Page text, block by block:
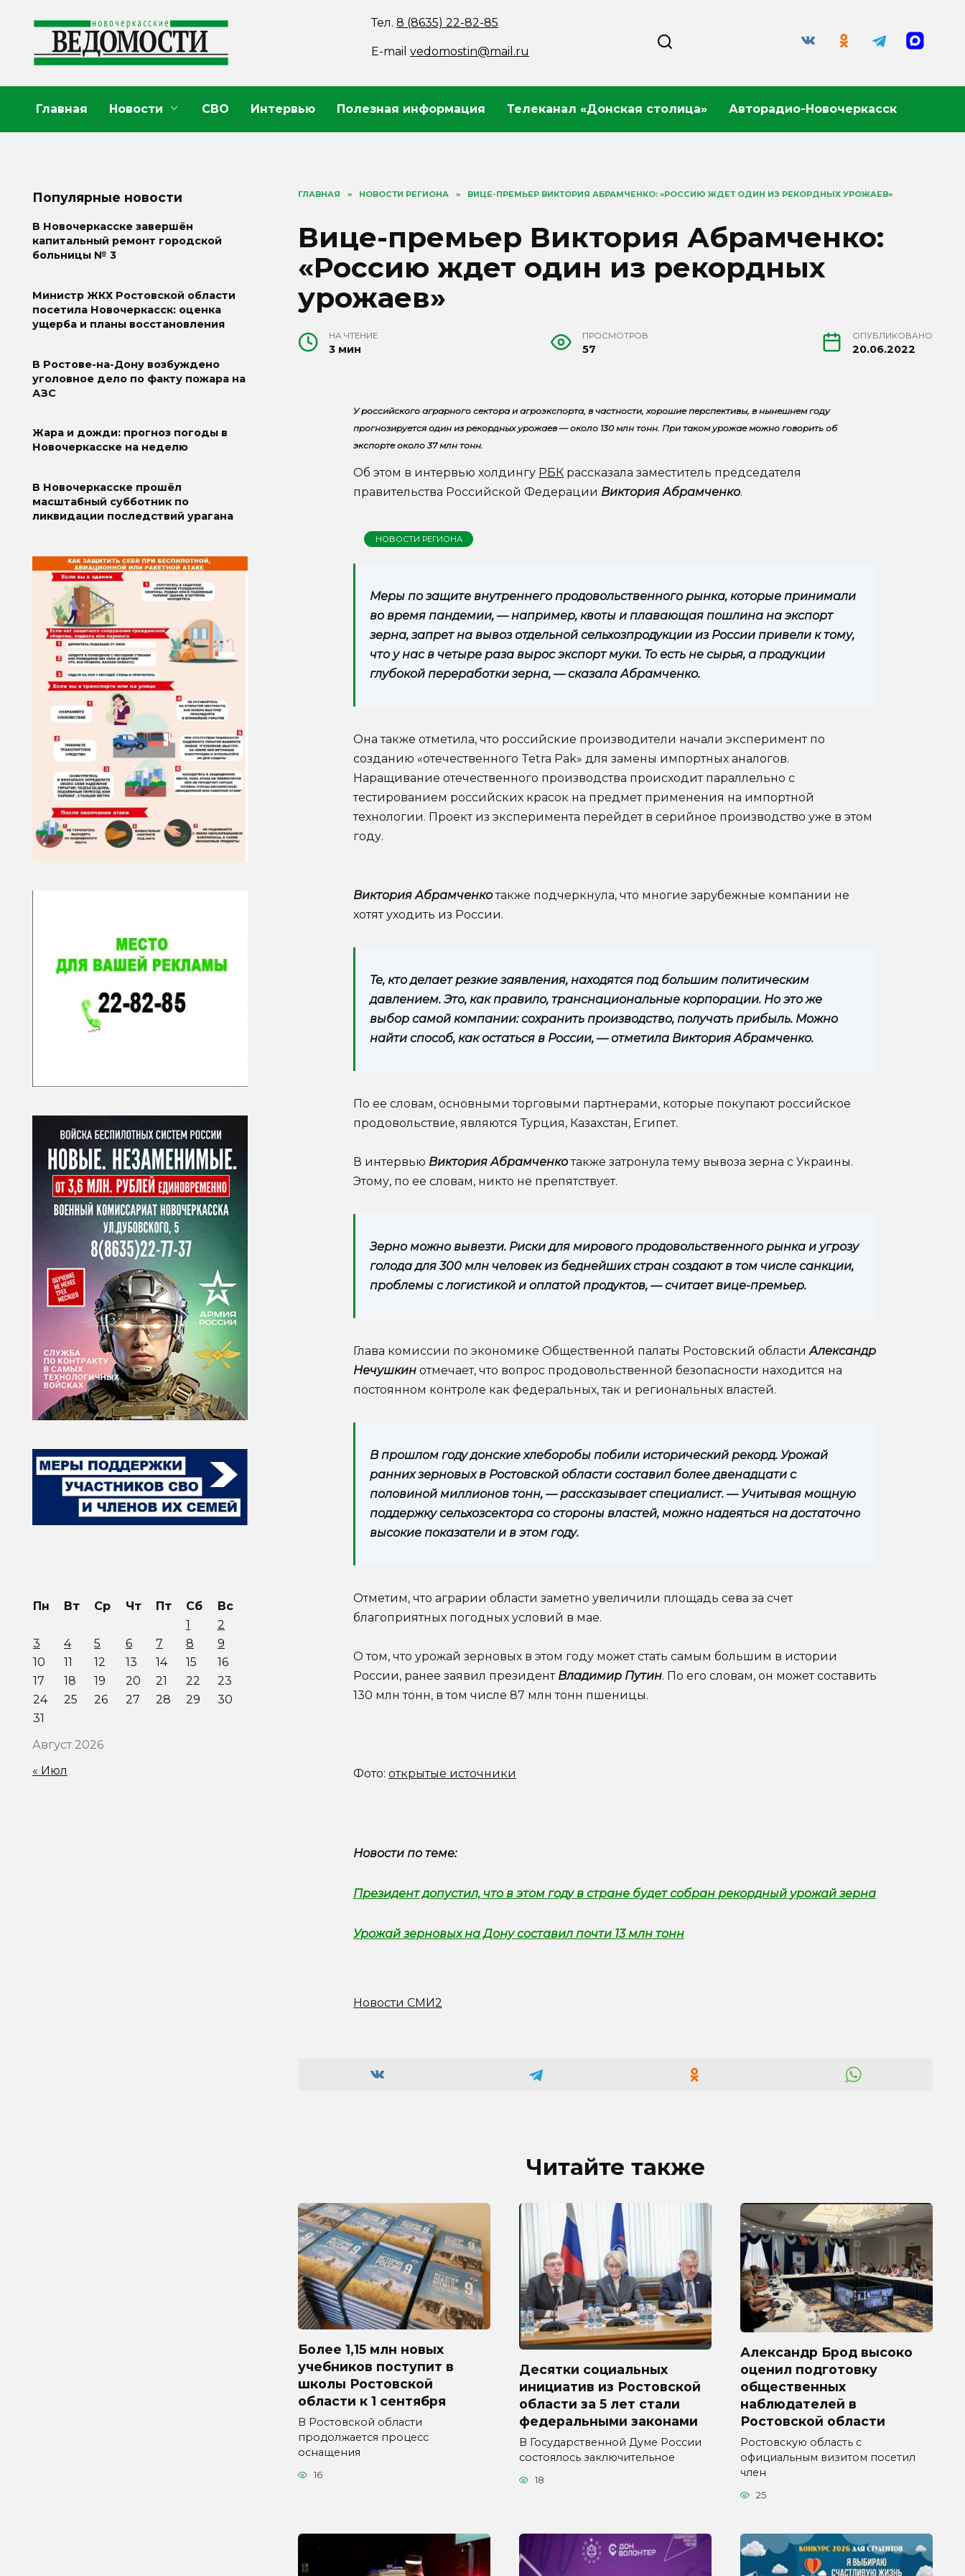
содержанию
Тел.8 (8635) 22-82-85
E-mailvedomostin@mail.ru
Главная Новости СВО Интервью Полезная информация Телеканал «Донская столица» Авторадио-Новочеркасск
ГЛАВНАЯ » НОВОСТИ РЕГИОНА » ВИЦЕ-ПРЕМЬЕР ВИКТОРИЯ АБРАМЧЕНКО: «РОССИЮ ЖДЕТ ОДИН ИЗ РЕКОРДНЫХ УРОЖАЕВ»
Вице-премьер Виктория Абрамченко:
«Россию ждет один из рекордных
урожаев»
НА ЧТЕНИЕ
3 мин
ПРОСМОТРОВ
57
ОПУБЛИКОВАНО
20.06.2022
У российского аграрного сектора и агроэкспорта, в частности, хорошие перспективы, в нынешнем году
прогнозируется один из рекордных урожаев — около 130 млн тонн. При таком урожае можно говорить об
экспорте около 37 млн тонн.
Об этом в интервью холдингу РБК рассказала заместитель председателя
правительства Российской Федерации Виктория Абрамченко.
НОВОСТИ РЕГИОНА
Меры по защите внутреннего продовольственного рынка, которые принимали
во время пандемии, — например, квоты и плавающая пошлина на экспорт
зерна, запрет на вывоз отдельной сельхозпродукции из России привели к тому,
что у нас в четыре раза вырос экспорт муки. То есть не сырья, а продукции
глубокой переработки зерна, — сказала Абрамченко.
Она также отметила, что российские производители начали эксперимент по
созданию «отечественного Tetra Pak» для замены импортных аналогов.
Наращивание отечественного производства происходит параллельно с
тестированием российских красок на предмет применения на импортной
технологии. Проект из эксперимента перейдет в серийное производство уже в этом
году.
Виктория Абрамченкотакже подчеркнула, что многие зарубежные компании не
хотят уходить из России.
Те, кто делает резкие заявления, находятся под большим политическим
давлением. Это, как правило, транснациональные корпорации. Но это же
выбор самой компании: сохранить производство, получать прибыль. Можно
найти способ, как остаться в России, — отметила Виктория Абрамченко.
По ее словам, основными торговыми партнерами, которые покупают российское
продовольствие, являются Турция, Казахстан, Египет.
В интервью Виктория Абрамченкотакже затронула тему вывоза зерна с Украины.
Этому, по ее словам, никто не препятствует.
Зерно можно вывезти. Риски для мирового продовольственного рынка и угрозу
голода для 300 млн человек из беднейших стран создают в том числе санкции,
проблемы с логистикой и оплатой продуктов, — считает вице-премьер.
Глава комиссии по экономике Общественной палаты Ростовский областиАлександр
Нечушкин отмечает, что вопрос продовольственной безопасности находится на
постоянном контроле как федеральных, так и региональных властей.
В прошлом году донские хлеборобы побили исторический рекорд. Урожай
ранних зерновых в Ростовской области составил более двенадцати с
половиной миллионов тонн, — рассказывает специалист. — Учитывая мощную
поддержку сельхозсектора со стороны властей, можно надеяться на достаточно
высокие показатели и в этом году.
Отметим, что аграрии области заметно увеличили площадь сева за счет
благоприятных погодных условий в мае.
О том, что урожай зерновых в этом году может стать самым большим в истории
России, ранее заявил президент Владимир Путин. По его словам, он может составить
130 млн тонн, в том числе 87 млн тонн пшеницы.
Фото: открытые источники
Новости по теме:
Президент допустил, что в этом году в стране будет собран рекордный урожай зерна
Урожай зерновых на Дону составил почти 13 млн тонн
Новости СМИ2
Читайте также
Более 1,15 млн новых
учебников поступит в
школы Ростовской
области к 1 сентября
В Ростовской области
продолжается процесс
оснащения
16
Десятки социальных
инициатив из Ростовской
области за 5 лет стали
федеральными законами
В Государственной Думе России
состоялось заключительное
18
Александр Брод высоко
оценил подготовку
общественных
наблюдателей в
Ростовской области
Ростовскую область с
официальным визитом посетил
член
25
Популярные новости
В Новочеркасске завершён
капитальный ремонт городской
больницы № 3
Министр ЖКХ Ростовской области
посетила Новочеркасск: оценка
ущерба и планы восстановления
В Ростове-на-Дону возбуждено
уголовное дело по факту пожара на
АЗС
Жара и дожди: прогноз погоды в
Новочеркасске на неделю
В Новочеркасске прошёл
масштабный субботник по
ликвидации последствий урагана
Август 2026
Пн Вт Ср Чт Пт Сб
Вс
1
2
3
4 5 6 7 8
9
10
11 12 13 14 15
16
17
18 19 20 21 22
23
24
25 26 27 28 29
30
31
« Июл